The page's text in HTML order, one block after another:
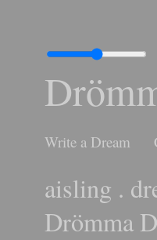
Write a Dream
aisling .
Drömma